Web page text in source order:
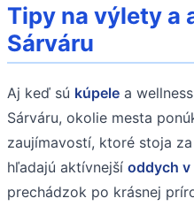
Tipy na výlety a
Sárváru
Aj keď sú kúpele a
Sárváru, okolie mesta
zaujímavostí, ktoré stoja
hľadajú aktívnejší oddych v
prechádzok po krásnej